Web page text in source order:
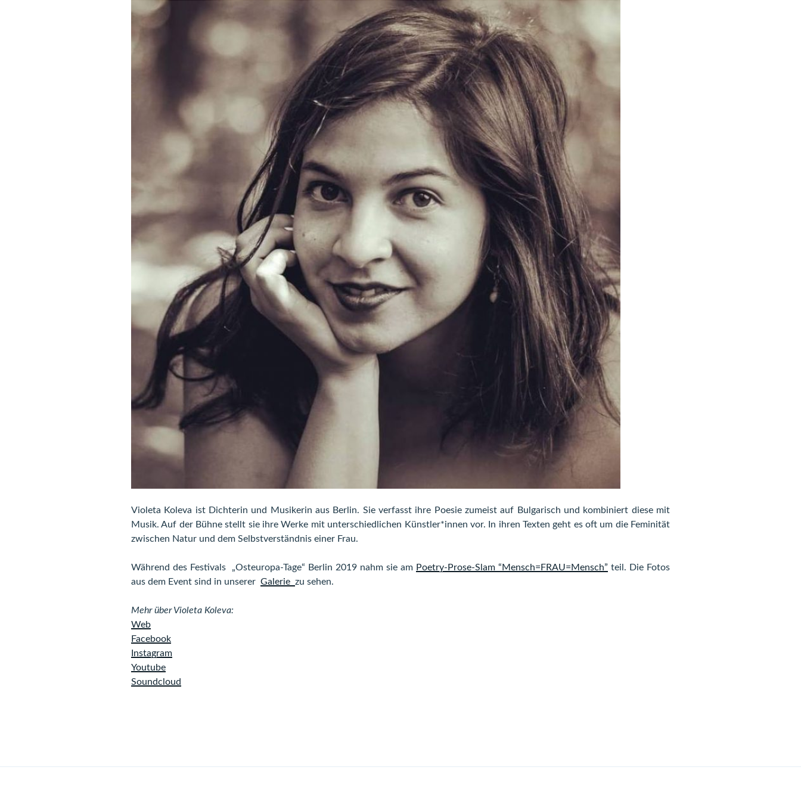
Violeta Koleva ist Dichterin und Musikerin aus Berlin. Sie verfasst ihre Poesie zumeist auf Bulgarisch und kombiniert diese mit
Musik. Auf der Bühne stellt sie ihre Werke mit unterschiedlichen Künstler*innen vor. In ihren Texten geht es oft um die Feminität
zwischen Natur und dem Selbstverständnis einer Frau.
Während des Festivals „Osteuropa-Tage“ Berlin 2019 nahm sie am Poetry-Prose-Slam “Mensch=FRAU=Mensch” teil. Die Fotos
aus dem Event sind in unserer Galerie zu sehen.
Mehr über Violeta Koleva:
Web
Facebook
Instagram
Youtube
Soundcloud